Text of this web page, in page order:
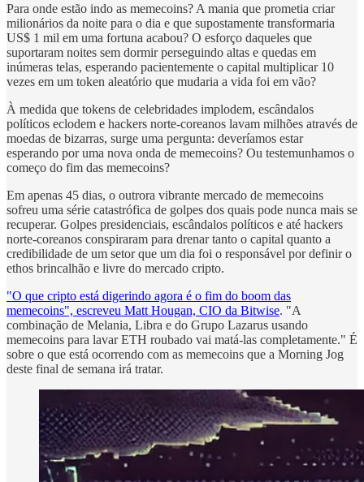
Para onde estão indo as memecoins? A mania que prometia criar
milionários da noite para o dia e que supostamente transformaria
US$ 1 mil em uma fortuna acabou? O esforço daqueles que
suportaram noites sem dormir perseguindo altas e quedas em
inúmeras telas, esperando pacientemente o capital multiplicar 10
vezes em um token aleatório que mudaria a vida foi em vão?
À medida que tokens de celebridades implodem, escândalos
políticos eclodem e hackers norte-coreanos lavam milhões através de
moedas de bizarras, surge uma pergunta: deveríamos estar
esperando por uma nova onda de memecoins? Ou testemunhamos o
começo do fim das memecoins?
Em apenas 45 dias, o outrora vibrante mercado de memecoins
sofreu uma série catastrófica de golpes dos quais pode nunca mais se
recuperar. Golpes presidenciais, escândalos políticos e até hackers
norte-coreanos conspiraram para drenar tanto o capital quanto a
credibilidade de um setor que um dia foi o responsável por definir o
ethos brincalhão e livre do mercado cripto.
"O que cripto está digerindo agora é o fim do boom das
memecoins", escreveu Matt Hougan, CIO da Bitwise. "A
combinação de Melania, Libra e do Grupo Lazarus usando
memecoins para lavar ETH roubado vai matá-las completamente." É
sobre o que está ocorrendo com as memecoins que a Morning Jog
deste final de semana irá tratar.